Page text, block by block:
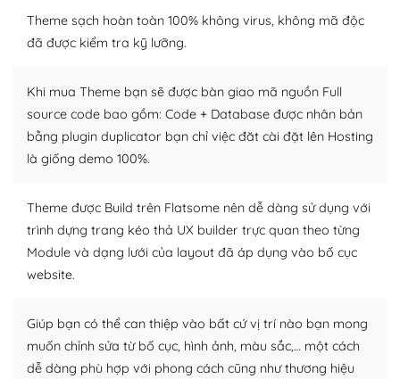
WordPress là nơi lưu trữ cho một diễn đàn cộng đồng
khổng lồ được kiểm duyệt bởi các nhân viên và những
Nếu bạn gặp khó khăn, bạn có thể lên mạng và tìm
kiếm những cộng đồng WordPress, họ sẽ giúp bạn trả
lời, giải đáp vấn đề của bạn.
– Đa dạng plugin và themes
Plugin mở rộng là thành phần cài đặt thêm vào
WordPress để tăng thêm các tính năng cần thiết. Có
Nhờ lượng người dùng đông đảo, thư viện themes và
plugin của WordPress rất phong phú. Bạn có thể thỏa
thích chọn lựa plugin và themes phù hợp cho mục đích
Theme sạch hoàn toàn 100% không virus, không mã độc
đã được kiểm tra kỹ lưỡng.
Khi mua Theme bạn sẽ được bàn giao mã nguồn Full
source code bao gồm: Code + Database được nhân bản
bằng plugin duplicator bạn chỉ việc đăt cài đặt lên Hosting
là giống demo 100%.
Theme được Build trên Flatsome nên dễ dàng sử dụng với
trình dựng trang kéo thả UX builder trực quan theo từng
Module và dạng lưới của layout đã áp dụng vào bố cục
website.
Giúp bạn có thể can thiệp vào bất cứ vị trí nào bạn mong
muốn chỉnh sửa từ bố cục, hình ảnh, màu sắc,… một cách
dễ dàng phù hợp với phong cách cũng như thương hiệu